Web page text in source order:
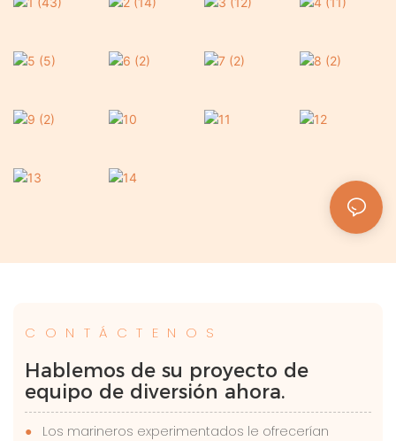
CONTÁCTENOS
Hablemos de su proyecto de
equipo de diversión ahora.
●
Los marineros experimentados le ofrecerían